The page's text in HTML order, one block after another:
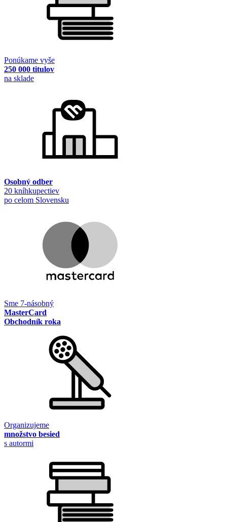
Ponúkame vyše
250 000 titulov
na sklade
Osobný odber
20 kníhkupectiev
po celom Slovensku
Sme 7-násobný
MasterCard
Obchodník roka
Organizujeme
množstvo besied
s autormi